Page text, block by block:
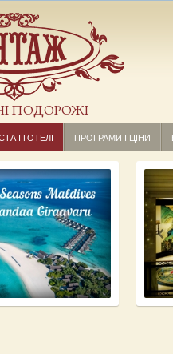
ПОДОРОЖІ
І ГОТЕЛІ ПРОГРАМИ І ЦІНИ